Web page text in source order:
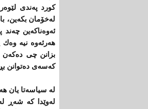
كورد په‌ندی‌
له‌خۆمان بكه‌ین،
ئه‌وه‌ناكه‌ین
هه‌رئه‌وه‌ نیه‌ وه‌ك
‌كه‌سه‌ی‌ ده‌توانن
له‌ سیاسه‌تا یان
له‌وێدا كه‌ شه‌ڕ